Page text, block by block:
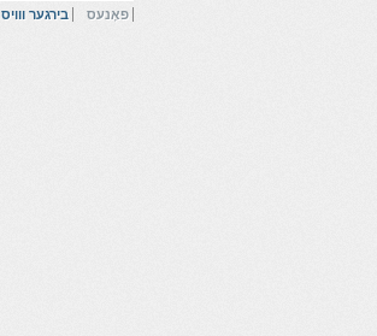
פאָנעס בירגער ווויס